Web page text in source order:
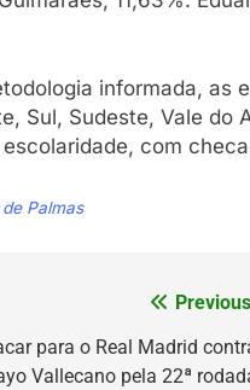
informada, as
Sul, Sudeste, Vale do
com
Palmas
para o Real Madrid
Vallecano pela 22ª